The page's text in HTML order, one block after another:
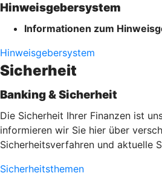
Hinweisgebersystem
Informationen zum
Hinweisgebersystem
Sicherheit
Banking & Sicherheit
Die Sicherheit Ihrer Finanzen ist
informieren wir Sie hier über
Sicherheitsverfahren und aktuelle
Sicherheitsthemen